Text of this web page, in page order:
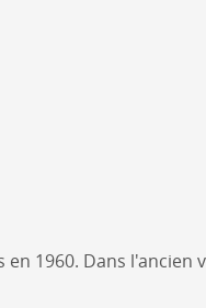
flore
1960. Dans l'ancien